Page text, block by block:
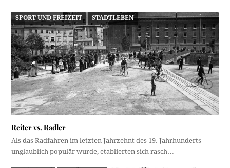
SPORT UND FREIZEIT STADTLEBEN
Reiter vs. Radler
Als das Radfahren im letzten Jahrzehnt des 19. Jahrhunderts
unglaublich populär wurde, etablierten sich rasch…